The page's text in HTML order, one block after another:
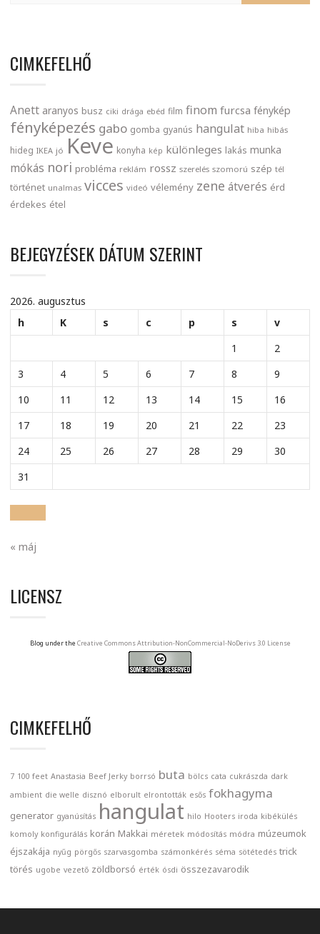
CIMKEFELHŐ
Anett aranyos busz ciki drága ebéd film finom furcsa fénykép
fényképezés gabo gomba gyanús hangulat hiba hibás
hideg IKEA jó Keve konyha kép különleges lakás munka
mókás nori probléma reklám rossz szerelés szomorú szép tél
történet unalmas vicces videó vélemény zene átverés érd
érdekes étel
BEJEGYZÉSEK DÁTUM SZERINT
2026. augusztus
h
K s c p s
v
1
2
3
4 5 6 7 8
9
10
11 12 13 14 15
16
17
18 19 20 21 22
23
24
25 26 27 28 29
30
31
« máj
LICENSZ
Blog under the Creative Commons Attribution-NonCommercial-NoDerivs 3.0 License
CIMKEFELHŐ
7 100 feet Anastasia Beef Jerky borrsó buta bölcs cata cukrászda dark
ambient die welle disznó elborult elrontották esős fokhagyma
generator gyanúsítás hangulat hilo Hooters iroda kibékülés
komoly konfigurálás korán Makkai méretek módosítás módra múzeumok
éjszakája nyűg pörgős szarvasgomba számonkérés séma sötétedés trick
törés ugobe vezető zöldborsó érték ósdi összezavarodik